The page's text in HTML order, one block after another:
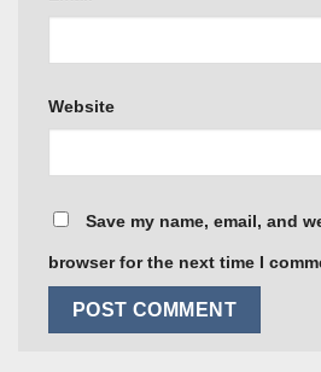
Website
Save my name, email, and
browser for the next time I